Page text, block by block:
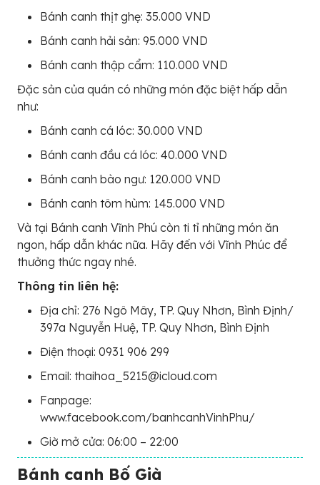
Bánh canh thịt ghẹ: 35.000 VND
Bánh canh hải sản: 95.000 VND
Bánh canh thập cẩm: 110.000 VND
Đặc sản của quán có những món đặc biệt hấp dẫn
như:
Bánh canh cá lóc: 30.000 VND
Bánh canh đầu cá lóc: 40.000 VND
Bánh canh bào ngư: 120.000 VND
Bánh canh tôm hùm: 145.000 VND
Và tại Bánh canh Vĩnh Phú còn ti tỉ những món ăn
ngon, hấp dẫn khác nữa. Hãy đến với Vĩnh Phúc để
thưởng thức ngay nhé.
Thông tin liên hệ:
Địa chỉ: 276 Ngô Mây, TP. Quy Nhơn, Bình Định/
397a Nguyễn Huệ, TP. Quy Nhơn, Bình Định
Điện thoại: 0931 906 299
Email: thaihoa_5215@icloud.com
Fanpage:
www.facebook.com/banhcanhVinhPhu/
Giờ mở cửa: 06:00 – 22:00
Bánh canh Bố Già